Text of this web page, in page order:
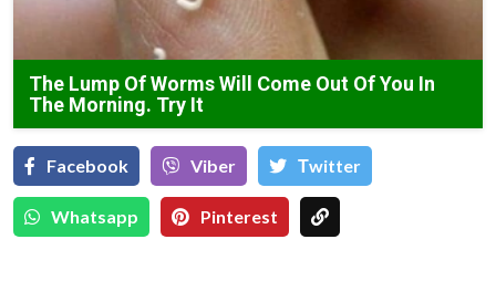
The Lump Of Worms Will Come Out Of You In
The Morning. Try It
Facebook Viber Тwitter
Whatsapp Pinterest